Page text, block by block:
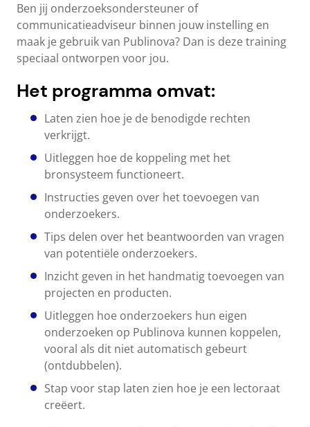
Ben jij onderzoeksondersteuner of
communicatieadviseur binnen jouw instelling en
maak je gebruik van Publinova? Dan is deze training
speciaal ontworpen voor jou.
Het programma omvat:
Laten zien hoe je de benodigde rechten
verkrijgt.
Uitleggen hoe de koppeling met het
bronsysteem functioneert.
Instructies geven over het toevoegen van
onderzoekers.
Tips delen over het beantwoorden van vragen
van potentiële onderzoekers.
Inzicht geven in het handmatig toevoegen van
projecten en producten.
Uitleggen hoe onderzoekers hun eigen
onderzoeken op Publinova kunnen koppelen,
vooral als dit niet automatisch gebeurt
(ontdubbelen).
Stap voor stap laten zien hoe je een lectoraat
creëert.